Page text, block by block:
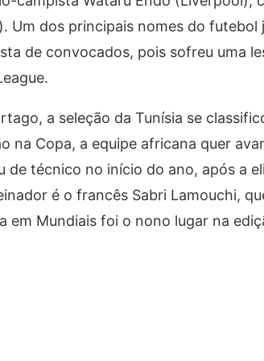
Um dos principais nomes do
de convocados, pois sofreu uma
a seleção da Tunísia se
na Copa, a equipe africana quer
técnico no início do ano, após a
é o francês Sabri Lamouchi,
em Mundiais foi o nono lugar na